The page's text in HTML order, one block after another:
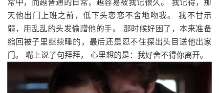
常中，而越普通的日常，越容易被我记很久。 我记得，那
天他出门上班之前，低下头恋恋不舍地吻我。 我不甘示
弱，用乱乱的头发偷蹭他的手。 那时候好困了，本来准备
缩回被子里继续睡的，最后还是忍不住探出头目送他出家
门。 嘴上说了句拜拜， 心里想的是：我好舍不得你离开。